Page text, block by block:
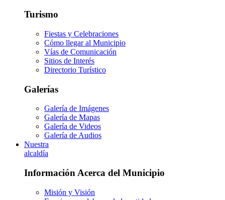
Turismo
Fiestas y Celebraciones
Cómo llegar al Municipio
Vías de Comunicación
Sitios de Interés
Directorio Turístico
Galerías
Galería de Imágenes
Galería de Mapas
Galería de Videos
Galería de Audios
Nuestra
alcaldía
Información Acerca del Municipio
Misión y Visión